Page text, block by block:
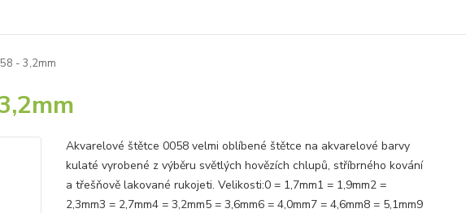
- 3,2mm
Akvarelové štětce 0058 velmi oblíbené štětce na akvarelové barvy
kulaté vyrobené z výběru světlých hovězích chlupů, stříbrného kování
a třešňově lakované rukojeti. Velikosti:0 = 1,7mm1 = 1,9mm2 =
2,3mm3 = 2,7mm4 = 3,2mm5 = 3,6mm6 = 4,0mm7 = 4,6mm8 = 5,1mm9